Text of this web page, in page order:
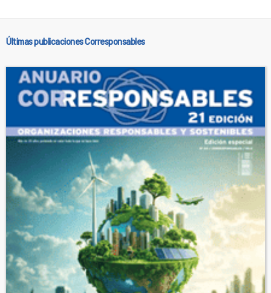
Últimas publicaciones Corresponsables